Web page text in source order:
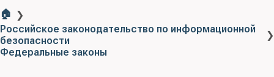
🏠 ❯
Российское законодательство по информационной
безопасности
❯
Федеральные законы